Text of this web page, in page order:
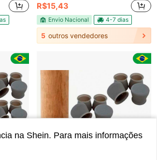
R$15,43
Envio Nacional 4-7 dias
5 outros vendedores
na Shein. Para mais informações